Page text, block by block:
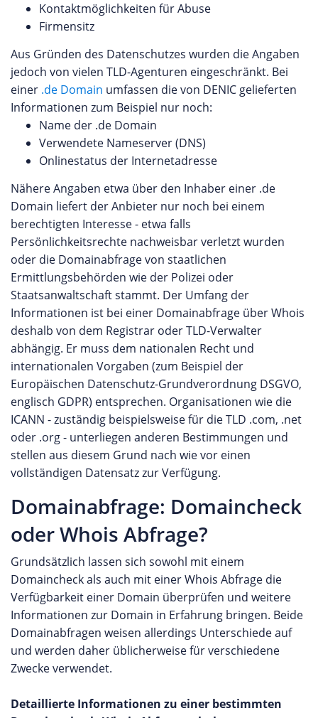
Kontaktmöglichkeiten für Abuse
Firmensitz
Aus Gründen des Datenschutzes wurden die Angaben
jedoch von vielen TLD-Agenturen eingeschränkt. Bei
einer .de Domain umfassen die von DENIC gelieferten
Informationen zum Beispiel nur noch:
Name der .de Domain
Verwendete Nameserver (DNS)
Onlinestatus der Internetadresse
Nähere Angaben etwa über den Inhaber einer .de
Domain liefert der Anbieter nur noch bei einem
berechtigten Interesse - etwa falls
Persönlichkeitsrechte nachweisbar verletzt wurden
oder die Domainabfrage von staatlichen
Ermittlungsbehörden wie der Polizei oder
Staatsanwaltschaft stammt. Der Umfang der
Informationen ist bei einer Domainabfrage über Whois
deshalb von dem Registrar oder TLD-Verwalter
abhängig. Er muss dem nationalen Recht und
internationalen Vorgaben (zum Beispiel der
Europäischen Datenschutz-Grundverordnung DSGVO,
englisch GDPR) entsprechen. Organisationen wie die
ICANN - zuständig beispielsweise für die TLD .com, .net
oder .org - unterliegen anderen Bestimmungen und
stellen aus diesem Grund nach wie vor einen
vollständigen Datensatz zur Verfügung.
Domainabfrage: Domaincheck
oder Whois Abfrage?
Grundsätzlich lassen sich sowohl mit einem
Domaincheck als auch mit einer Whois Abfrage die
Verfügbarkeit einer Domain überprüfen und weitere
Informationen zur Domain in Erfahrung bringen. Beide
Domainabfragen weisen allerdings Unterschiede auf
und werden daher üblicherweise für verschiedene
Zwecke verwendet.
Detaillierte Informationen zu einer bestimmten